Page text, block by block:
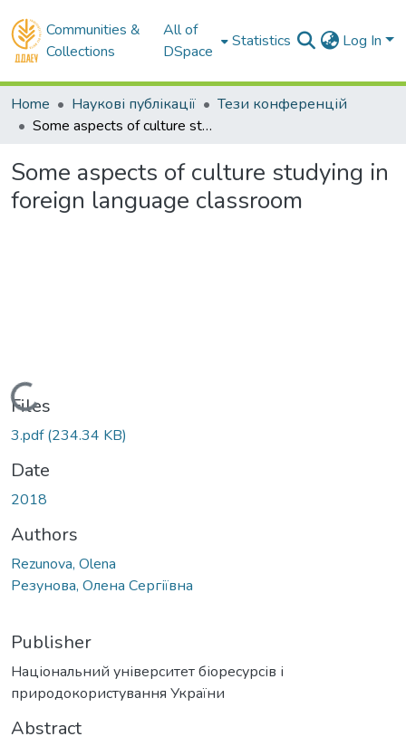
Communities &
Collections
All of
DSpace
Statistics Log In
Home Наукові публікації
Тези конференцій
Some aspects of culture studying in foreign language classroom
Some aspects of culture studying in
foreign language classroom
Loading...
Files
3.pdf(234.34 KB)
Date
2018
Authors
Rezunova, Olena
Резунова, Олена Сергіївна
Publisher
Національний університет біоресурсів і
природокористування України
Abstract